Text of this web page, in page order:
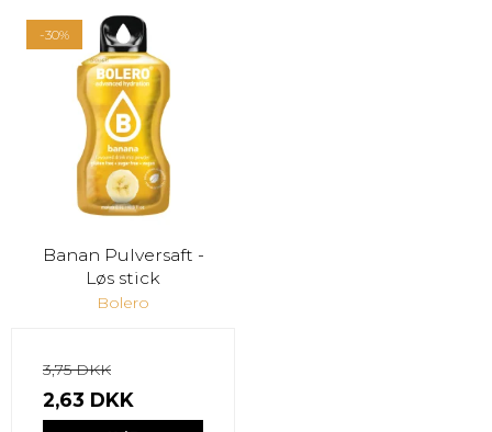
-30%
Banan Pulversaft -
Løs stick
Bolero
3,75 DKK
2,63 DKK